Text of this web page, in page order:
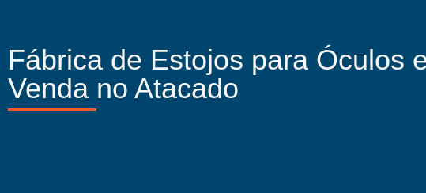
Fábrica de Estojos para Óculos
Venda no Atacado